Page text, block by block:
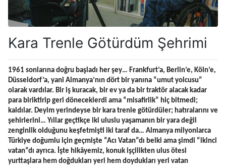
Kara Trenle Götürdüm Şehrimi
1961 sonlarına doğru başladı her şey… Frankfurt’a, Berlin’e, Köln’e,
Düsseldorf’a, yani Almanya’nın dört bir yanına “umut yolcusu”
olarak vardılar. Bir iş kuracak, bir ev ya da bir traktör alacak kadar
para biriktirip geri döneceklerdi ama “misafirlik” hiç bitmedi;
kaldılar. Deyim yerindeyse bir kara trenle götürdüler; hatıralarını ve
şehirlerini… Yıllar geçtikçe iki uluslu yaşamanın bir yara değil
zenginlik olduğunu keşfetmişti iki taraf da… Almanya milyonlarca
Türkiye doğumlu için geçmişte “Acı Vatan”dı belki ama şimdi “ikinci
vatan”dı ayrıca. İşte hikâyemiz, konuk işçilikten ulus ötesi
yurttaşlara hem doğdukları yeri hem doydukları yeri vatan